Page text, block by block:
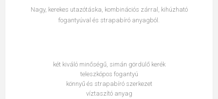
Nagy, kerekes utazótáska, kombinációs zárral, kihúzható
fogantyúval és strapabíró anyagból.
két kiváló minőségű, simán gördülő kerék
teleszkópos fogantyú
könnyű és strapabíró szerkezet
víztaszító anyag